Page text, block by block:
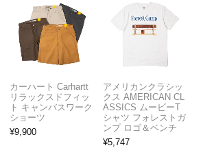
カーハート Carhartt
リラックスドフィッ
ト キャンバスワーク
ショーツ
¥9,900
アメリカンクラシッ
クス AMERICAN CL
ASSICS ムービーT
シャツ フォレストガ
ンプ ロゴ＆ベンチ
¥5,747